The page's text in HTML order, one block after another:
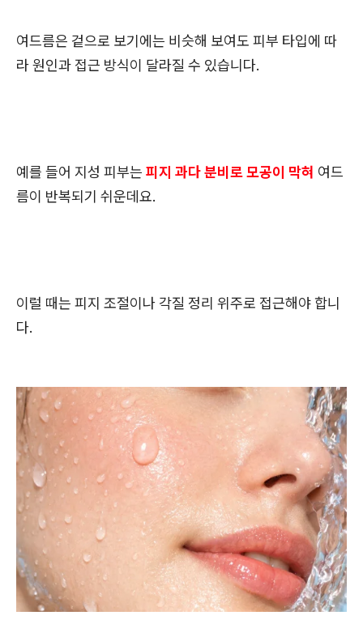
여드름은 겉으로 보기에는 비슷해 보여도 피부 타입에 따
라 원인과 접근 방식이 달라질 수 있습니다.
예를 들어 지성 피부는 피지 과다 분비로 모공이 막혀 여드
름이 반복되기 쉬운데요.
이럴 때는 피지 조절이나 각질 정리 위주로 접근해야 합니
다.